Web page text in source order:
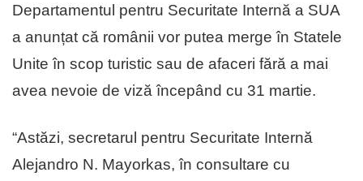
Departamentul pentru Securitate Internă a SUA
a anunțat că românii vor putea merge în Statele
Unite în scop turistic sau de afaceri fără a mai
avea nevoie de viză începând cu 31 martie.
“Astăzi, secretarul pentru Securitate Internă
Alejandro N. Mayorkas, în consultare cu